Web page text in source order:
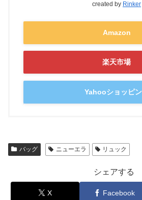
created by Rinker
Amazon
楽天市場
Yahooショッピ
バッグ ニューエラ リュック
シェアする
X Facebook